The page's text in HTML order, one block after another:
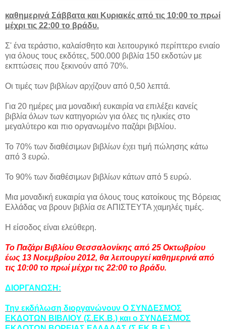
καθημερινά Σάββατα και Κυριακές από τις 10:00 το πρωί
μέχρι τις 22:00 το βράδυ.
Σ' ένα τεράστιο, καλαίσθητο και λειτουργικό περίπτερο ενιαίο
για όλους τους εκδότες, 500.000 βιβλία 150 εκδοτών με
εκπτώσεις που ξεκινούν από 70%.
Οι τιμές των βιβλίων αρχίζουν από 0,50 λεπτά.
Για 20 ημέρες μια μοναδική ευκαιρία να επιλέξει κανείς
βιβλία όλων των κατηγοριών για όλες τις ηλικίες στο
μεγαλύτερο και πιο οργανωμένο παζάρι βιβλίου.
Το 70% των διαθέσιμων βιβλίων έχει τιμή πώλησης κάτω
από 3 ευρώ.
Το 90% των διαθέσιμων βιβλίων κάτων από 5 ευρώ.
Μια μοναδική ευκαιρία για όλους τους κατοίκους της Βόρειας
Ελλάδας να βρουν βιβλία σε ΑΠΙΣΤΕΥΤΑ χαμηλές τιμές.
Η είσοδος είναι ελεύθερη.
Το Παζάρι Βιβλίου Θεσσαλονίκης από 25 Οκτωβρίου
έως 13 Νοεμβρίου 2012, θα λειτουργεί καθημερινά από
τις 10:00 το πρωί μέχρι τις 22:00 το βράδυ.
ΔΙΟΡΓΑΝΩΣΗ:
Την εκδήλωση διοργανώνουν Ο ΣΥΝΔΕΣΜΟΣ
ΕΚΔΟΤΩΝ ΒΙΒΛΙΟΥ (Σ.ΕΚ.Β.) και ο ΣΥΝΔΕΣΜΟΣ